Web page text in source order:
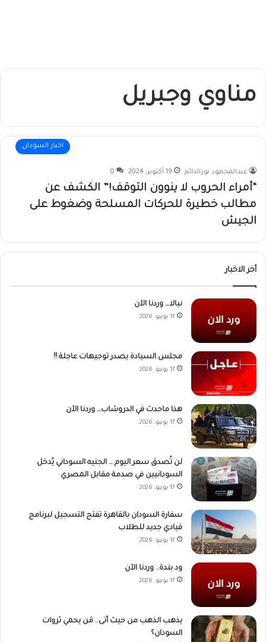
مناوي وجبريل
اخبار السودان
عبدالمحمود نورالدائم 19 أكتوبر، 2024 0
“أمراء الحروب لا ينوون التوقف!” الكشف عن
مطالب خطيرة للحركات المسلحة وضغوط على
الجيش
أخر الاخبار
نيالا… وردنا الآن
17 يونيو، 2026
مجلس السيادة يصدر توجيهات عاجلة !!
17 يونيو، 2026
هذا ماحدث في الدروشاب… وردنا الآن
17 يونيو، 2026
لن تُصدق سعر اليوم … الجنيه السوداني يُدخل
السودانيين في صدمة مقابل المصري
17 يونيو، 2026
سفارة السودان بالقاهرة تفتح التسجيل لبرنامج
قيادي جديد للطلاب
17 يونيو، 2026
ود بندة.. وردنا الآن
17 يونيو، 2026
يذهب الذهب من حيث أتى.. مَن يحمي ثروات
السودان؟